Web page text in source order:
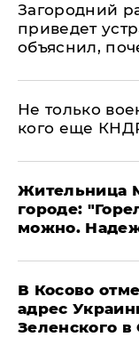
Загородний
приведет
объяснил,
Не только
кого еще
Жительница
городе:
можно.
В Косово
адрес
Зеленского